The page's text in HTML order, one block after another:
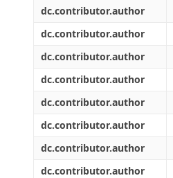
dc.contributor.author
dc.contributor.author
dc.contributor.author
dc.contributor.author
dc.contributor.author
dc.contributor.author
dc.contributor.author
dc.contributor.author